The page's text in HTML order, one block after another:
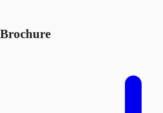
Brochure